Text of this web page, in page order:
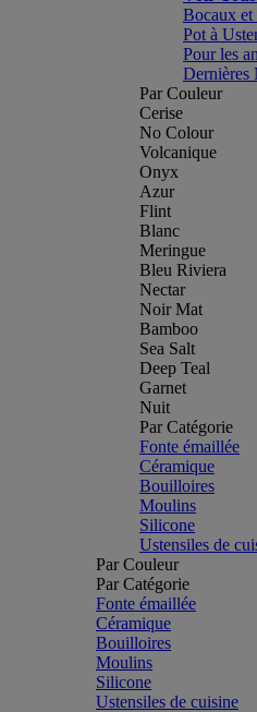
Bocaux et
Pot à
Pour les
Dernières
Par Couleur
Cerise
No Colour
Volcanique
Onyx
Azur
Flint
Blanc
Meringue
Bleu Riviera
Nectar
Noir Mat
Bamboo
Sea Salt
Deep Teal
Garnet
Nuit
Par Catégorie
Fonte émaillée
Céramique
Bouilloires
Moulins
Silicone
Ustensiles de
Par Couleur
Par Catégorie
Fonte émaillée
Céramique
Bouilloires
Moulins
Silicone
Ustensiles de cuisine